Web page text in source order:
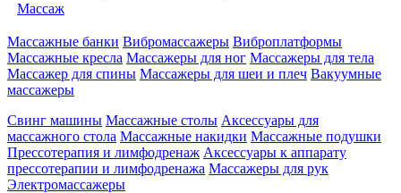
Массаж
Массажные банки Вибромассажеры Виброплатформы
Массажные кресла Массажеры для ног Массажеры для тела
Массажер для спины Массажеры для шеи и плеч Вакуумные
массажеры
Свинг машины Массажные столы Аксессуары для
массажного стола Массажные накидки Массажные подушки
Прессотерапия и лимфодренаж Аксессуары к аппарату
прессотерапии и лимфодренажа Массажеры для рук
Электромассажеры